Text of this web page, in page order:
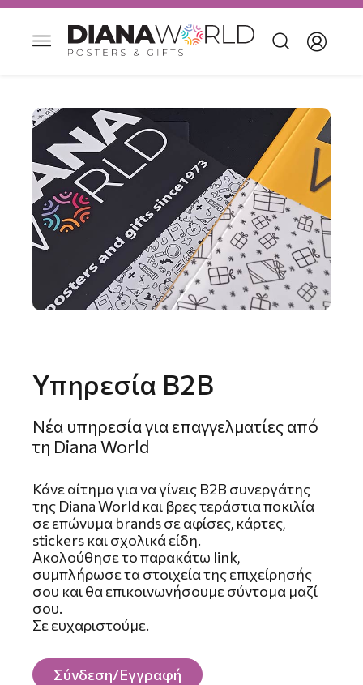
Υπηρεσία B2B
Νέα υπηρεσία για επαγγελματίες από
τη Diana World
Κάνε αίτημα για να γίνεις B2B συνεργάτης
της Diana World και βρες τεράστια ποκιλία
σε επώνυμα brands σε αφίσες, κάρτες,
stickers και σχολικά είδη.
Ακολούθησε το παρακάτω link,
συμπλήρωσε τα στοιχεία της επιχείρησής
σου και θα επικοινωνήσουμε σύντομα μαζί
σου.
Σε ευχαριστούμε.
Σύνδεση/Εγγραφή